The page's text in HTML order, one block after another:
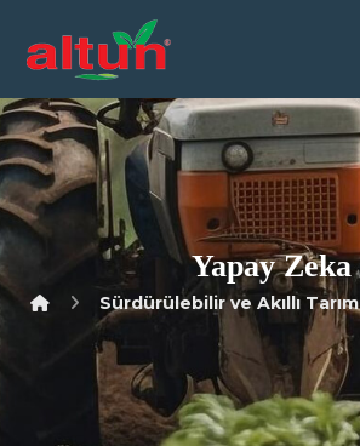
Yapay Zeka
Sürdürülebilir ve Akıllı Tarım